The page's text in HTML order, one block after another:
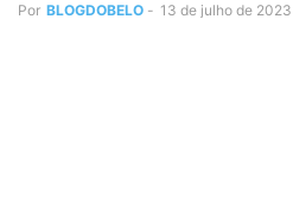
Por BLOGDOBELO - 13 de julho de 2023